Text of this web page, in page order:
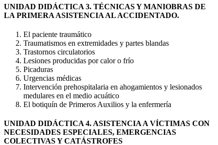
UNIDAD DIDÁCTICA 3. TÉCNICAS Y MANIOBRAS DE
LA PRIMERA ASISTENCIA AL ACCIDENTADO.
El paciente traumático
Traumatismos en extremidades y partes blandas
Trastornos circulatorios
Lesiones producidas por calor o frío
Picaduras
Urgencias médicas
Intervención prehospitalaria en ahogamientos y lesionados
medulares en el medio acuático
El botiquín de Primeros Auxilios y la enfermería
UNIDAD DIDÁCTICA 4. ASISTENCIA A VÍCTIMAS CON
NECESIDADES ESPECIALES, EMERGENCIAS
COLECTIVAS Y CATÁSTROFES